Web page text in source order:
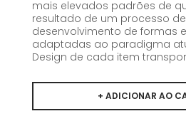
mais elevados padrões de
resultado de um processo
desenvolvimento de formas
adaptadas ao paradigma
Design de cada item